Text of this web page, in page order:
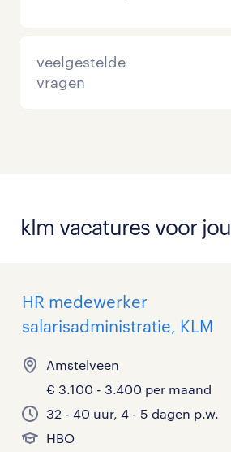
veelgestelde
vragen
klm vacatures voor jou
HR medewerker
salarisadministratie, KLM
Amstelveen
€ 3.100 - 3.400 per maand
32 - 40 uur, 4 - 5 dagen p.w.
HBO